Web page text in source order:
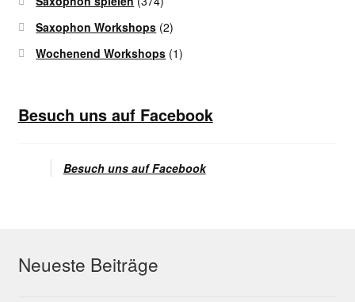
Saxophon Workshops (2)
Wochenend Workshops (1)
Besuch uns auf Facebook
Besuch uns auf Facebook
Neueste Beiträge